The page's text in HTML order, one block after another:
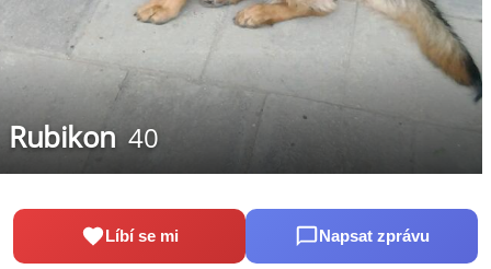
Rubikon 40
Líbí se mi Napsat zprávu